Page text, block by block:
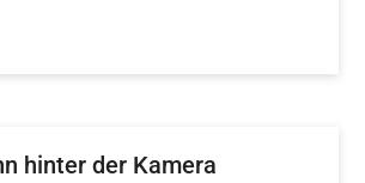
hinter der Kamera